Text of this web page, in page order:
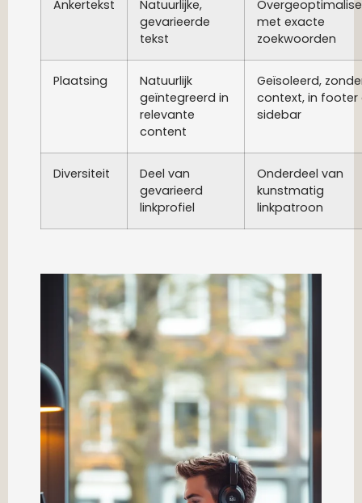
Ankertekst
Natuurlijke,
gevarieerde
tekst
met exacte
zoekwoorden
Plaatsing
Natuurlijk
geïntegreerd in
relevante
content
Geïsoleerd,
context, in footer
sidebar
Diversiteit
Deel van
gevarieerd
linkprofiel
Onderdeel van
kunstmatig
linkpatroon